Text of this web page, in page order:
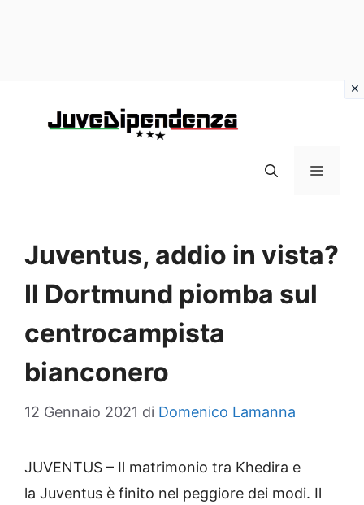
MENU
Juventus, addio in vista?
Il Dortmund piomba sul
centrocampista
bianconero
12 Gennaio 2021 di Domenico Lamanna
JUVENTUS – Il matrimonio tra Khedira e
la Juventus è finito nel peggiore dei modi. Il